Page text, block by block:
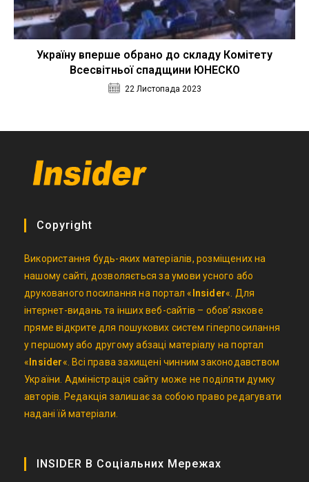
Україну вперше обрано до складу Комітету
Всесвітньої спадщини ЮНЕСКО
22 Листопада 2023
Copyright
Використання будь-яких матеріалів, розміщених на
нашому сайті, дозволяється за умови усного або
друкованого посилання на портал «Insider«. Для
інтернет-видань та інших веб-сайтів – обов’язкове
пряме відкрите для пошукових систем гіперпосилання
у першому або другому абзаці матеріалу на портал
«Insider«. Всі права захищені чинним законодавством
України. Адміністрація сайту може не поділяти думку
авторів. Редакція залишає за собою право редагувати
надані їй матеріали.
INSIDER В Соціальних Мережах